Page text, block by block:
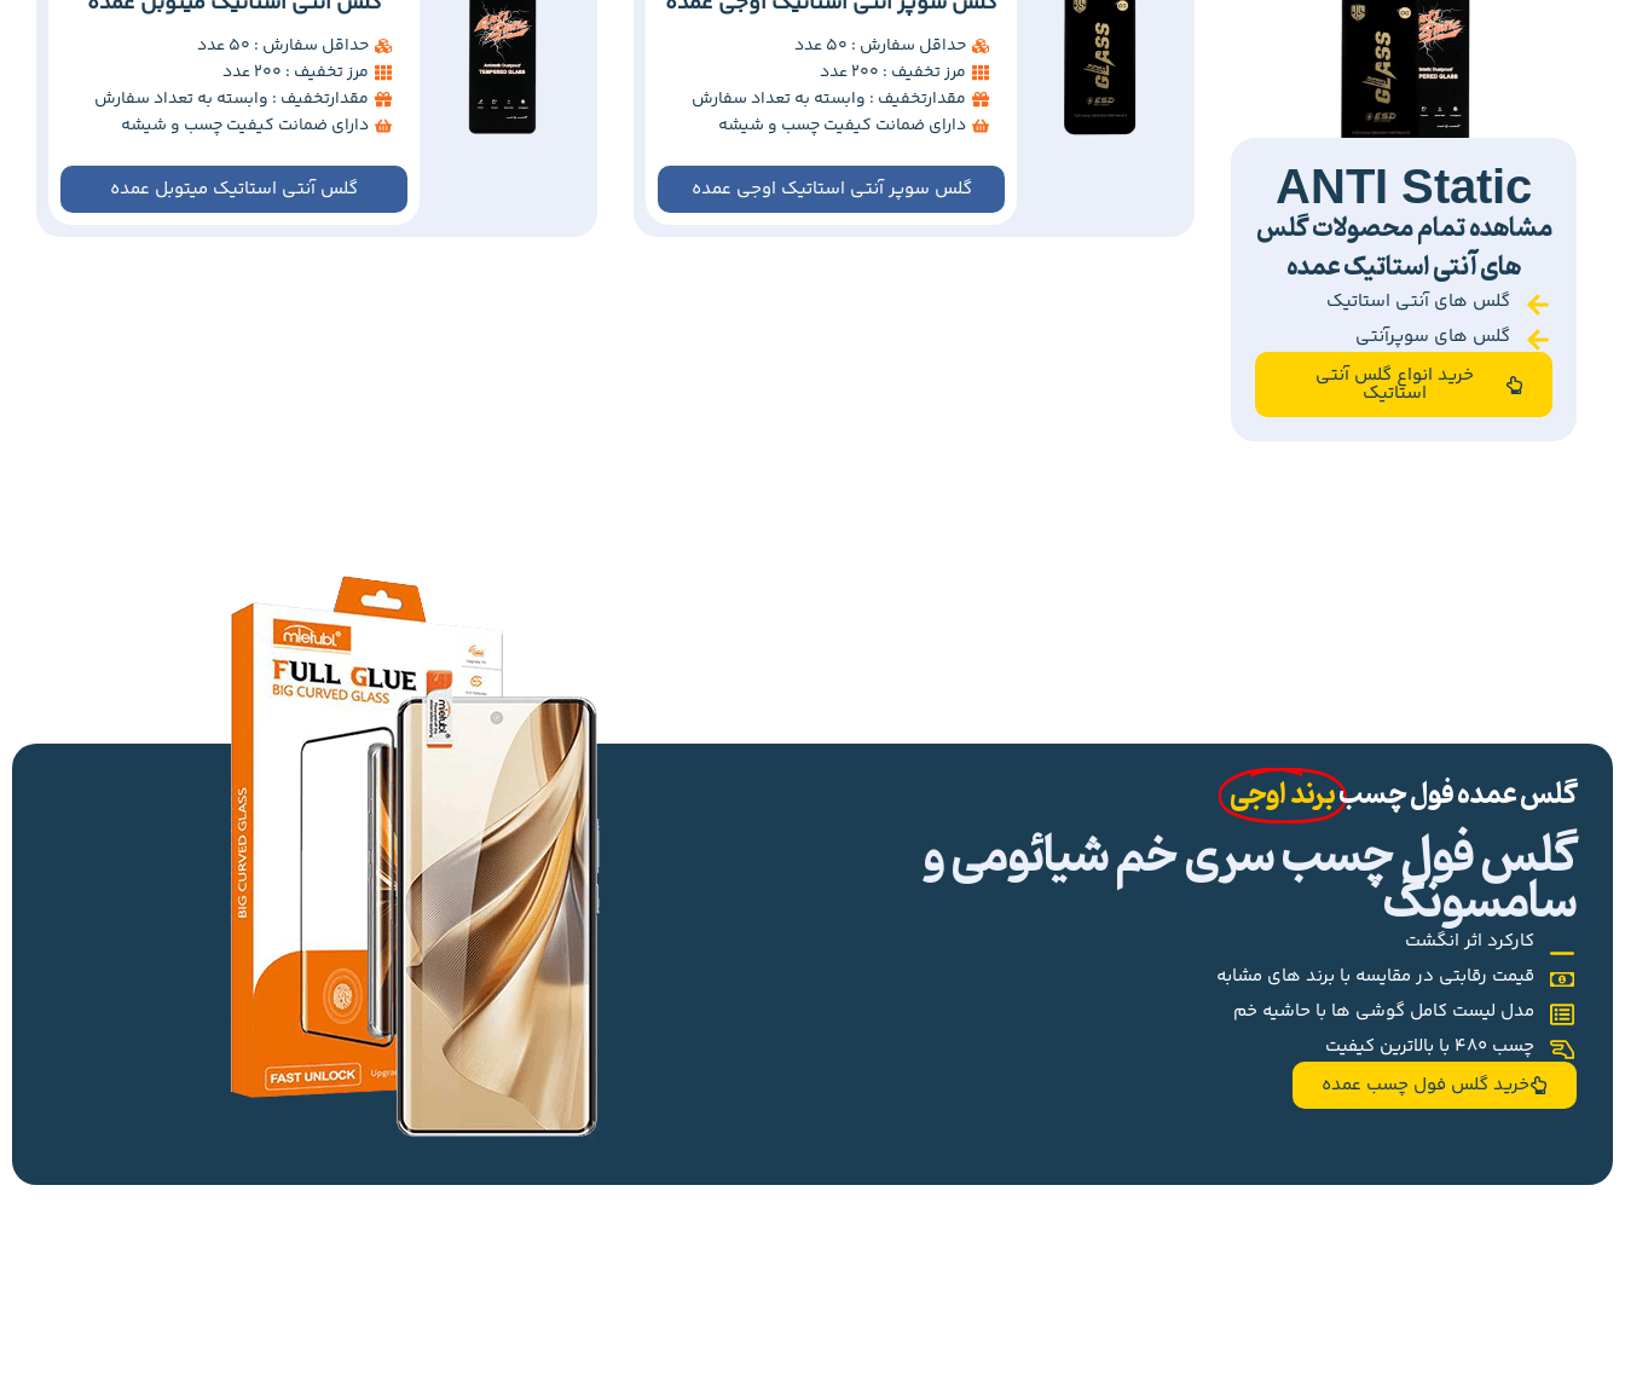
ANTI Static
مشاهده تمام محصولات گلس
های آنتی استاتیک عمده
گلس های آنتی استاتیک
گلس های سوپرآنتی
خرید انواع گلس آنتی
استاتیک
حداقل سفارش : 50 عدد
مرز تخفیف : 200 عدد
مقدارتخفیف : وابسته به تعداد سفارش
دارای ضمانت کیفیت چسب و شیشه
گلس سوپر آنتی استاتیک اوجی عمده
حداقل سفارش : 50 عدد
مرز تخفیف : 200 عدد
مقدارتخفیف : وابسته به تعداد سفارش
دارای ضمانت کیفیت چسب و شیشه
گلس آنتی استاتیک میتوبل عمده
گلس عمده فول چسببرند اوجی
گلس فول چسب سری خم شیائومی و
سامسونگ
کارکرد اثر انگشت
قیمت رقابتی در مقایسه با برند های مشابه
مدل لیست کامل گوشی ها با حاشیه خم
چسب 480 با بالاترین کیفیت
خرید گلس فول چسب عمده